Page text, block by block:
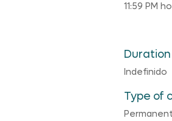
11:59 PM
Duration
Indefinido
Type of